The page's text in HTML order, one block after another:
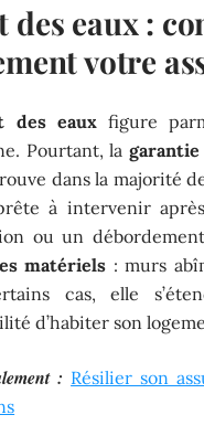
des eaux :
votre
des eaux figure
Pourtant, la garantie
dans la majorité
à intervenir
ou un
matériels : murs
cas, elle
d’habiter son
: Résilier son